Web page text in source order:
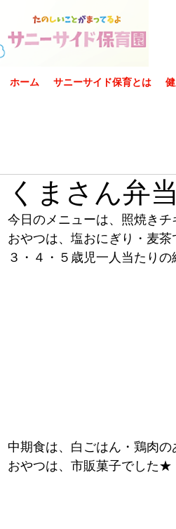
ホーム サニーサイド保育とは
くまさん
今日のメニューは、照焼き
おやつは、塩おにぎり・麦
３・４・５歳児一人当たり
中期食は、白ごはん・鶏肉
おやつは、市販菓子でした★